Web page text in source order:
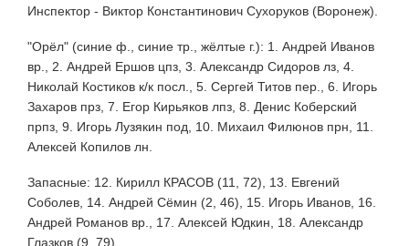
Инспектор - Виктор Константинович Сухоруков (Воронеж).
"Орёл" (синие ф., синие тр., жёлтые г.): 1. Андрей Иванов
вр., 2. Андрей Ершов цпз, 3. Александр Сидоров лз, 4.
Николай Костиков к/к посл., 5. Сергей Титов пер., 6. Игорь
Захаров прз, 7. Егор Кирьяков лпз, 8. Денис Коберский
прпз, 9. Игорь Лузякин под, 10. Михаил Филюнов прн, 11.
Алексей Копилов лн.
Запасные: 12. Кирилл КРАСОВ (11, 72), 13. Евгений
Соболев, 14. Андрей Сёмин (2, 46), 15. Игорь Иванов, 16.
Андрей Романов вр., 17. Алексей Юдкин, 18. Александр
Глазков (9, 79).